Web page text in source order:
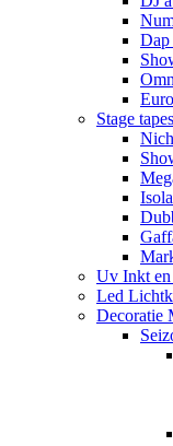
Stage tapes
Uv Inkt
Led
Decoratie